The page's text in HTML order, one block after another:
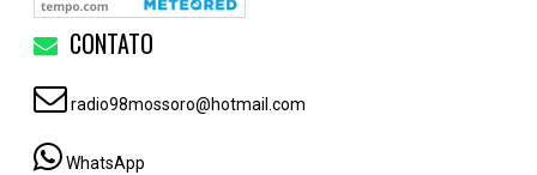
CONTATO
radio98mossoro@hotmail.com
WhatsApp